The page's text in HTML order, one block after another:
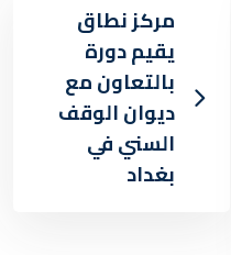
مركز نطاق
يقيم دورة
بالتعاون مع
ديوان الوقف
السني في
بغداد